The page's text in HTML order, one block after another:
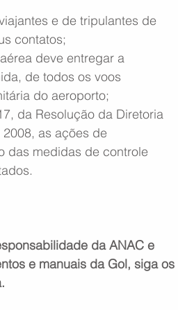
e de tripulantes de
contatos;
deve entregar a
de todos os voos
do aeroporto;
da Resolução da Diretoria
as ações de
das medidas de controle
da ANAC e
e manuais da Gol, siga os